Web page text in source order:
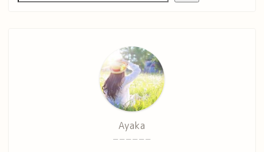
ーーーーーー
Ayaka